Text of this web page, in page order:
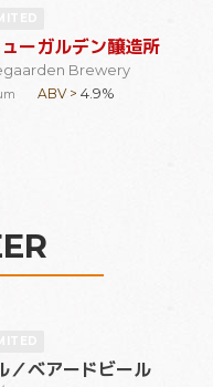
ーガルデン醸造所
Brewery
ABV > 4.9%
／ベアードビール